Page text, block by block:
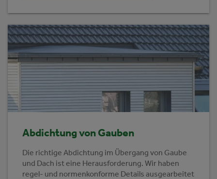
Abdichtung von Gauben
Die richtige Abdichtung im Übergang von Gaube
und Dach ist eine Herausforderung. Wir haben
regel- und normenkonforme Details ausgearbeitet